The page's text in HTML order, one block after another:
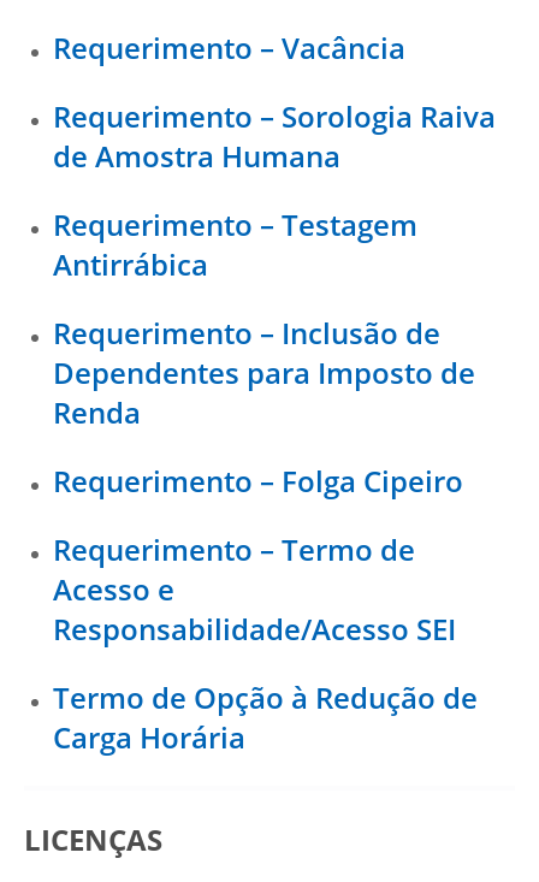
Requerimento – Vacância
Requerimento – Sorologia Raiva
de Amostra Humana
Requerimento – Testagem
Antirrábica
Requerimento – Inclusão de
Dependentes para Imposto de
Renda
Requerimento – Folga Cipeiro
Requerimento – Termo de
Acesso e
Responsabilidade/Acesso SEI
Termo de Opção à Redução de
Carga Horária
LICENÇAS